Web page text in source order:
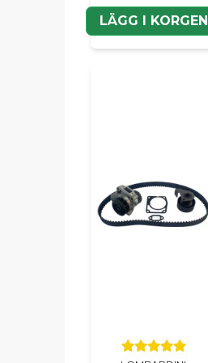
LÄGG I KORGEN